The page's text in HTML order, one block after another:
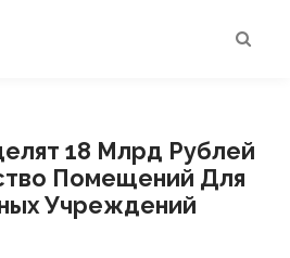
18 Млрд Рублей
Помещений Для
Учреждений